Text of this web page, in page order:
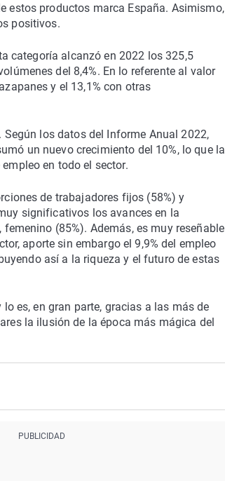
estos productos marca España. Asimismo,
positivos.
categoría alcanzó en 2022 los 325,5
del 8,4%. En lo referente al valor
y el 13,1% con otras
los datos del Informe Anual 2022,
un nuevo crecimiento del 10%, lo que la
en todo el sector.
de trabajadores fijos (58%) y
significativos los avances en la
(85%). Además, es muy reseñable
aporte sin embargo el 9,9% del empleo
así a la riqueza y el futuro de estas
es, en gran parte, gracias a las más de
la ilusión de la época más mágica del